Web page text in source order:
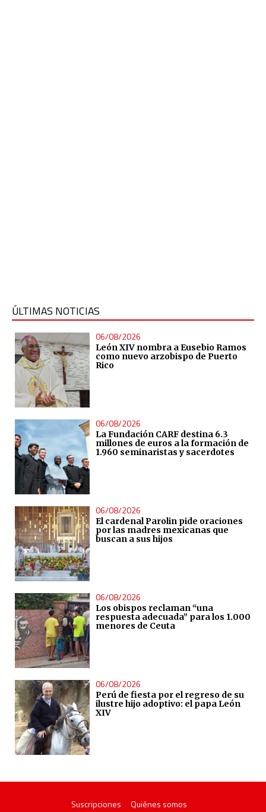
ÚLTIMAS NOTICIAS
06/08/2026
León XIV nombra a Eusebio Ramos
como nuevo arzobispo de Puerto
Rico
06/08/2026
La Fundación CARF destina 6.3
millones de euros a la formación de
1.960 seminaristas y sacerdotes
06/08/2026
El cardenal Parolin pide oraciones
por las madres mexicanas que
buscan a sus hijos
06/08/2026
Los obispos reclaman “una
respuesta adecuada” para los 1.000
menores de Ceuta
06/08/2026
Perú de fiesta por el regreso de su
ilustre hijo adoptivo: el papa León
XIV
Suscripciones Quiénes somos